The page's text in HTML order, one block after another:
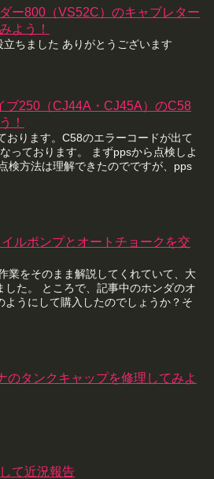
ー800（VS52C）のキャブレター
よう！
ちました ありがとうございます
ブ250（CJ44A・CJ45A）のC58
！
おります。C58のエラーコードが出て
っております。 まずppsから点検しよ
検方法は理解できたのでですが、pps
ルポンプとオートチョークを交
業をそのまま解説してくれていて、大
した。 ところで、記事中のホンダのオ
ようにして購入したのでしょうか？そ
のタンクキャップを修理してみよ
て近況報告